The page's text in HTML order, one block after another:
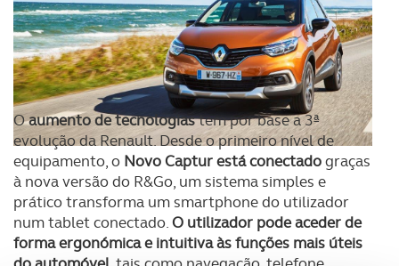
Oaumento de tecnologiastem por base a 3ª
evolução da Renault. Desde o primeiro nível de
equipamento, o Novo Captur está conectadograças
à nova versão do R&Go, um sistema simples e
prático transforma um smartphone do utilizador
num tablet conectado.O utilizador pode aceder de
forma ergonómica e intuitiva às funções mais úteis